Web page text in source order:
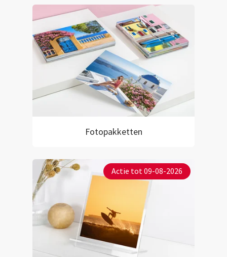
Fotopakketten
Actie tot 09-08-2026